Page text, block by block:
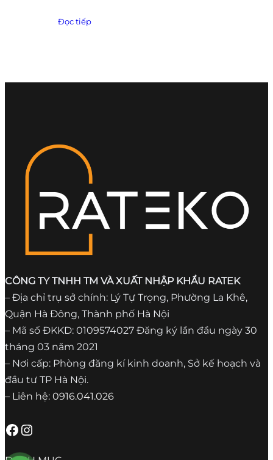
Đọc tiếp
CÔNG TY TNHH TM VÀ XUẤT NHẬP KHẨU RATEK
– Địa chỉ trụ sở chính: Lý Tự Trọng, Phường La Khê,
Quận Hà Đông, Thành phố Hà Nội
– Mã số ĐKKD: 0109574027 Đăng ký lần đầu ngày 30
tháng 03 năm 2021
– Nơi cấp: Phòng đăng kí kinh doanh, Sở kế hoạch và
đầu tư TP Hà Nội.
– Liên hệ: 0916.041.026
Facebook Instagram